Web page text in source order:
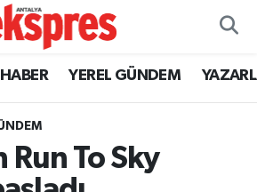
YEREL GÜNDEM
To Sky